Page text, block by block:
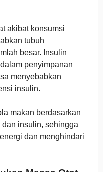
akibat konsumsi
tubuh
besar. Insulin
penyimpanan
menyebabkan
insulin.
makan berdasarkan
dan insulin, sehingga
dan menghindari